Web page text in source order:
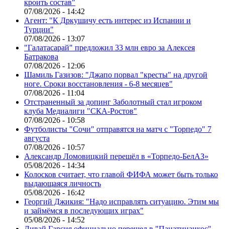
кроить состав"
07/08/2026 - 14:42
Агент: "К Дркушичу есть интерес из Испании и
Турции"
07/08/2026 - 13:07
"Галатасарай" предложил 33 млн евро за Алексея
Батракова
07/08/2026 - 12:06
Шамиль Газизов: "Джапо порвал "кресты" на другой
ноге. Сроки восстановления - 6-8 месяцев"
07/08/2026 - 11:04
Отстраненный за допинг Заболотный стал игроком
клуба Медиалиги "СКА-Ростов"
07/08/2026 - 10:58
Футболисты "Сочи" отправятся на матч с "Торпедо" 7
августа
07/08/2026 - 10:57
Александр Ломовицкий перешёл в «Торпедо-БелАЗ»
05/08/2026 - 14:34
Колосков считает, что главой ФИФА может быть только
выдающаяся личность
05/08/2026 - 16:42
Георгий Джикия: "Надо исправлять ситуацию. Этим мы
и займёмся в последующих играх"
05/08/2026 - 14:52